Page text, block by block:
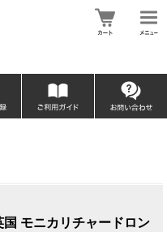
モニカリチャードロン